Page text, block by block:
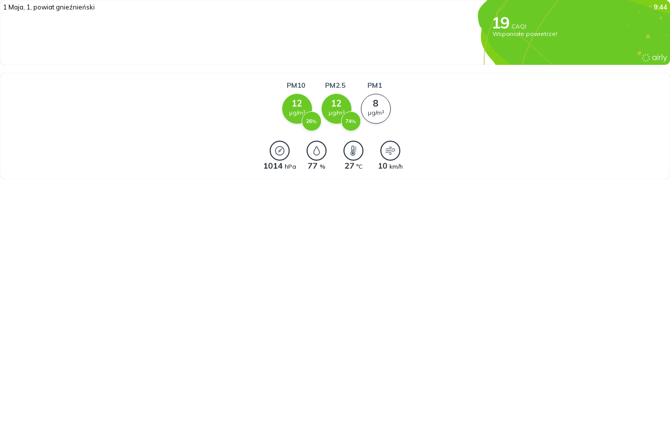
1 Maja, 1, powiat gnieźnieński 9:44
CAQI
Wspaniałe powietrze!
PM10
µg/m³
%
PM2.5
µg/m³
%
PM1
µg/m³
hPa % °C km/h